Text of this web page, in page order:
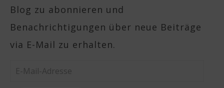
Blog zu abonnieren und
Benachrichtigungen über neue Beiträge
via E-Mail zu erhalten.
E-Mail-Adresse